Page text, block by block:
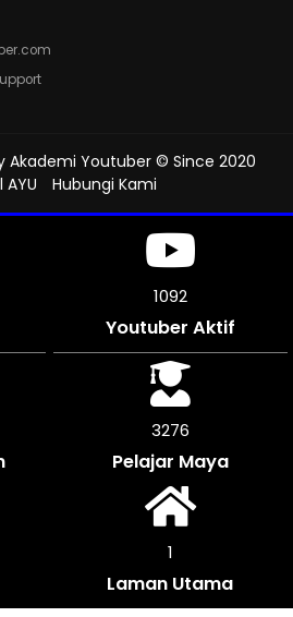
Akademi Youtuber © Since 2020
AYU
Hubungi Kami
1237
Youtuber Aktif
3711
Pelajar Maya
1
Laman Utama